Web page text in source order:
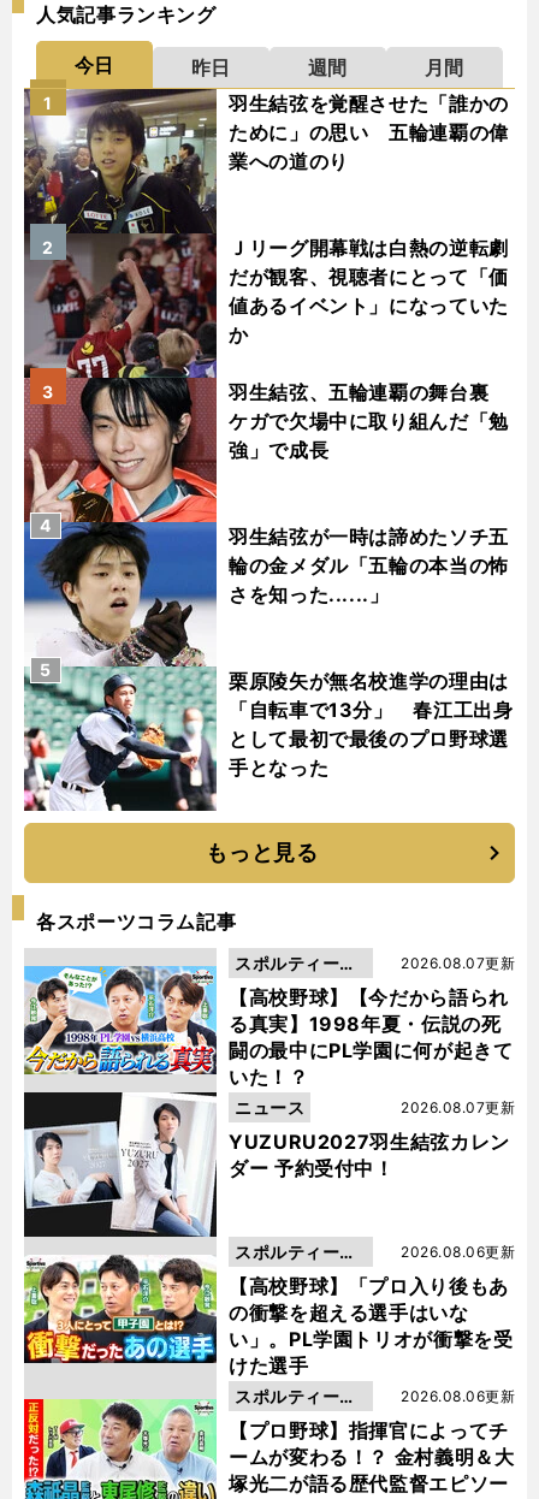
人気記事ランキング
今日 昨日 週間
月間
羽生結弦を覚醒させた「誰かの
ために」の思い 五輪連覇の偉
業への道のり
1
Ｊリーグ開幕戦は白熱の逆転劇
だが観客、視聴者にとって「価
値あるイベント」になっていた
か
2
羽生結弦、五輪連覇の舞台裏
ケガで欠場中に取り組んだ「勉
強」で成長
3
羽生結弦が一時は諦めたソチ五
輪の金メダル「五輪の本当の怖
さを知った......」
4
栗原陵矢が無名校進学の理由は
「自転車で13分」 春江工出身
として最初で最後のプロ野球選
手となった
5
もっと見る
各スポーツコラム記事
【高校野球】【今だから語られ
る真実】1998年夏・伝説の死
闘の最中にPL学園に何が起きて
いた！？
2026.08.07更新
スポルティーバ
動画
YUZURU2027羽生結弦カレン
ダー 予約受付中！
2026.08.07更新
ニュース
【高校野球】「プロ入り後もあ
の衝撃を超える選手はいな
い」。PL学園トリオが衝撃を受
けた選手
2026.08.06更新
スポルティーバ
動画
【プロ野球】指揮官によってチ
ームが変わる！？ 金村義明＆大
塚光二が語る歴代監督エピソー
2026.08.06更新
スポルティーバ
動画